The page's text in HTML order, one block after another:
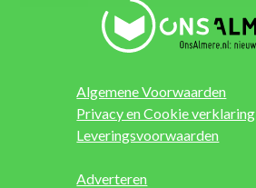
Algemene Voorwaarden
Privacy en Cookie verklaring
Leveringsvoorwaarden
Adverteren